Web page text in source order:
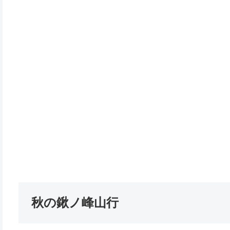
秋の鍬ノ峰山行